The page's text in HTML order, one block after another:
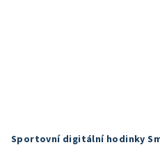
Sportovní digitální hodinky